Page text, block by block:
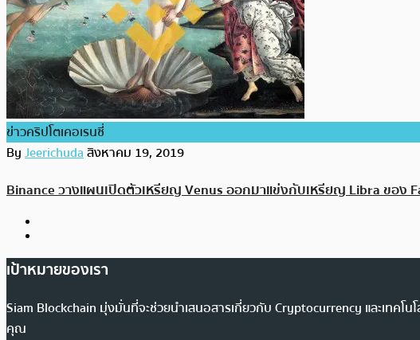
ข่าวคริปโตเคอเรนซี่
ByJeerichudaสิงหาคม 19, 2019
Binance วางแผนเปิดตัวเหรียญ Venus ออกมาแข่งกับเหรียญ Libra ของ
เป้าหมายของเรา
Siam Blockchain มุ่งมั่นที่จะช่วยนำเสนอสารเกี่ยวกับ Cryptocurrency และเทคโ
คุณ